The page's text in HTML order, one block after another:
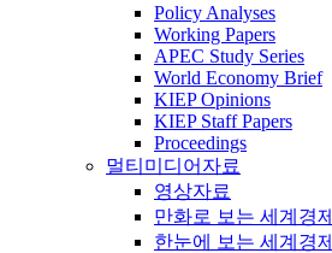
Policy Analyses
Working Papers
APEC Study Series
World Economy Brief
KIEP Opinions
KIEP Staff Papers
Proceedings
멀티미디어자료
영상자료
만화로 보는 세계경제
한눈에 보는 세계경제